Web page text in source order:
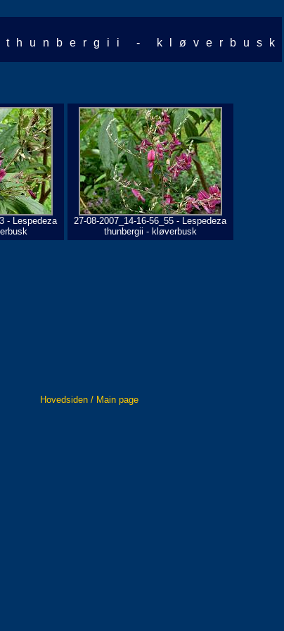
thunbergii - kløverbusk
- Lespedeza
27-08-2007_14-16-56_55 - Lespedeza
thunbergii - kløverbusk
Hovedsiden / Main page